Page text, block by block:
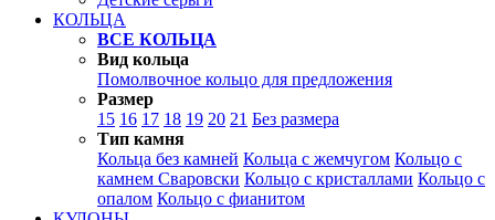
КОЛЬЦА
ВСЕ КОЛЬЦА
Вид кольца
Помолвочное кольцо для предложения
Размер
15 16 17 18 19 20 21 Без размера
Тип камня
Кольца без камней Кольца с жемчугом Кольцо с
камнем Сваровски Кольцо с кристаллами Кольцо с
опалом Кольцо с фианитом